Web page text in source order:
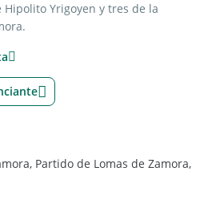
Yrigoyen y tres de la
en 10 piso, lejos de ruidos
vistas
Baño completo. Comoda
Partido de Lomas de Zamora,